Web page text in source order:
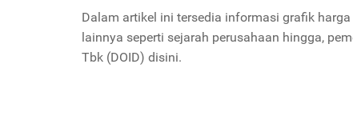
Dalam artikel ini tersedia informasi grafik
lainnya seperti sejarah perusahaan hingga,
Tbk (DOID) disini.